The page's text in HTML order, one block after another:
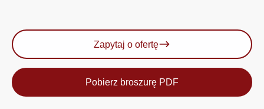
Zapytaj o ofertę
Pobierz broszurę PDF